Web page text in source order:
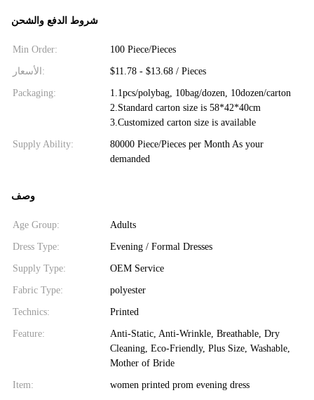
شروط الدفع والشحن
Min Order: 100 Piece/Pieces
الأسعار: $11.78 - $13.68 / Pieces
Packaging:
1.1pcs/polybag, 10bag/dozen, 10dozen/carton
2.Standard carton size is 58*42*40cm
3.Customized carton size is available
Supply Ability:
80000 Piece/Pieces per Month As your
demanded
وصف
Age Group: Adults
Dress Type: Evening / Formal Dresses
Supply Type: OEM Service
Fabric Type: polyester
Technics: Printed
Feature:
Anti-Static, Anti-Wrinkle, Breathable, Dry
Cleaning, Eco-Friendly, Plus Size, Washable,
Mother of Bride
Item: women printed prom evening dress